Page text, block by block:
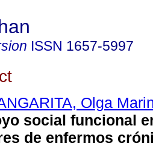
ISSN 1657-5997
Olga
social funcional
de enfermos